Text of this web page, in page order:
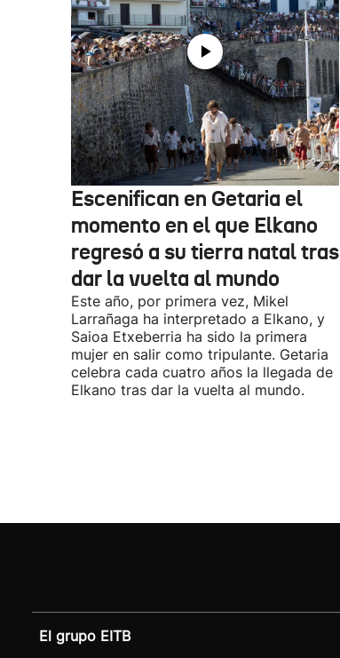
Escenifican en Getaria el
momento en el que Elkano
regresó a su tierra natal tras
dar la vuelta al mundo
Este año, por primera vez, Mikel
Larrañaga ha interpretado a Elkano, y
Saioa Etxeberria ha sido la primera
mujer en salir como tripulante. Getaria
celebra cada cuatro años la llegada de
Elkano tras dar la vuelta al mundo.
El grupo EITB